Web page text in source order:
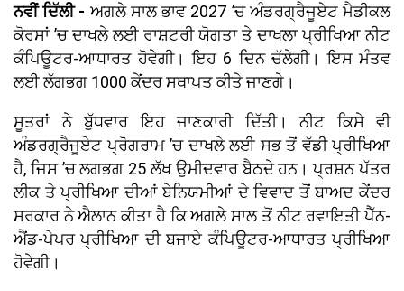
ਨਵੀਂ ਦਿੱਲੀ - ਅਗਲੇ ਸਾਲ ਭਾਵ 2027 ’ਚ ਅੰਡਰਗ੍ਰੈਜੂਏਟ ਮੈਡੀਕਲ
ਕੋਰਸਾਂ ’ਚ ਦਾਖਲੇ ਲਈ ਰਾਸ਼ਟਰੀ ਯੋਗਤਾ ਤੇ ਦਾਖਲਾ ਪ੍ਰੀਖਿਆ ਨੀਟ
ਕੰਪਿਊਟਰ-ਆਧਾਰਤ ਹੋਵੇਗੀ। ਇਹ 6 ਦਿਨ ਚੱਲੇਗੀ। ਇਸ ਮੰਤਵ
ਲਈ ਲੱਗਭਗ 1000 ਕੇਂਦਰ ਸਥਾਪਤ ਕੀਤੇ ਜਾਣਗੇ।
ਸੂਤਰਾਂ ਨੇ ਬੁੱਧਵਾਰ ਇਹ ਜਾਣਕਾਰੀ ਦਿੱਤੀ। ਨੀਟ ਕਿਸੇ ਵੀ
ਅੰਡਰਗ੍ਰੈਜੂਏਟ ਪ੍ਰੋਗਰਾਮ ’ਚ ਦਾਖਲੇ ਲਈ ਸਭ ਤੋਂ ਵੱਡੀ ਪ੍ਰੀਖਿਆ
ਹੈ, ਜਿਸ ’ਚ ਲਗਭਗ 25 ਲੱਖ ਉਮੀਦਵਾਰ ਬੈਠਦੇ ਹਨ। ਪ੍ਰਸ਼ਨ ਪੱਤਰ
ਲੀਕ ਤੇ ਪ੍ਰੀਖਿਆ ਦੀਆਂ ਬੇਨਿਯਮੀਆਂ ਦੇ ਵਿਵਾਦ ਤੋਂ ਬਾਅਦ ਕੇਂਦਰ
ਸਰਕਾਰ ਨੇ ਐਲਾਨ ਕੀਤਾ ਹੈ ਕਿ ਅਗਲੇ ਸਾਲ ਤੋਂ ਨੀਟ ਰਵਾਇਤੀ ਪੈੱਨ-
ਐਂਡ-ਪੇਪਰ ਪ੍ਰੀਖਿਆ ਦੀ ਬਜਾਏ ਕੰਪਿਊਟਰ-ਆਧਾਰਤ ਪ੍ਰੀਖਿਆ
ਹੋਵੇਗੀ।